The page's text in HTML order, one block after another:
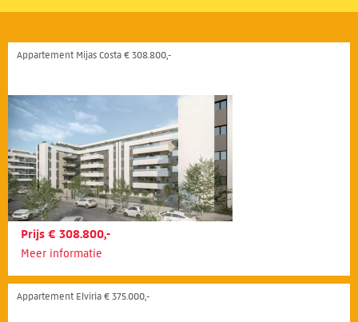
Appartement Mijas Costa € 308.800,-
Prijs € 308.800,-
Meer informatie
Appartement Elviria € 375.000,-